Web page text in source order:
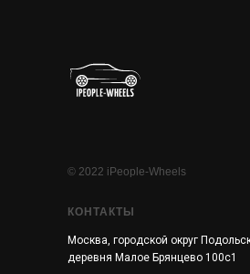
КОНТАКТЫ
Москва, городской округ
деревня Малое Брянцево 100с1
© 2022 iPeople-Wheels